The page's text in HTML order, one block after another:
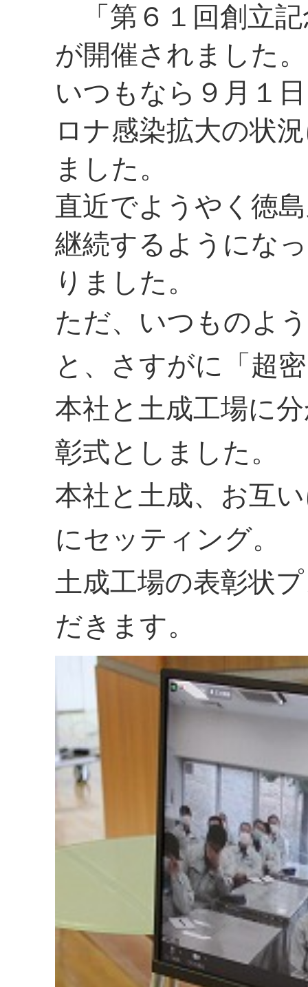
「第６１回創立記
が開催されました。
いつもなら９月１
ロナ感染拡大の状
ました。
直近でようやく徳
継続するようにな
りました。
ただ、いつものよ
と、さすがに「超
本社と土成工場に
彰式としました。
本社と土成、お互
にセッティング。
土成工場の表彰状
だきます。